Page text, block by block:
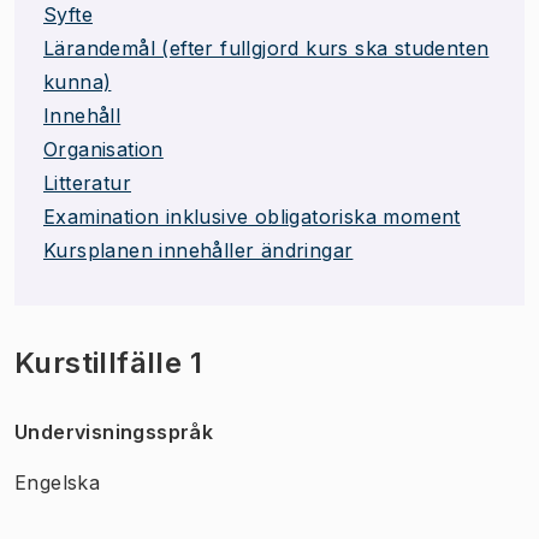
Syfte
Lärandemål (efter fullgjord kurs ska studenten
kunna)
Innehåll
Organisation
Litteratur
Examination inklusive obligatoriska moment
Kursplanen innehåller ändringar
Kurstillfälle 1
Undervisningsspråk
Engelska